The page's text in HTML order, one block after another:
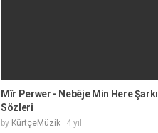
Mîr Perwer - Nebêje Min Here Şarkı
Sözleri
by KürtçeMüzik 4 yıl